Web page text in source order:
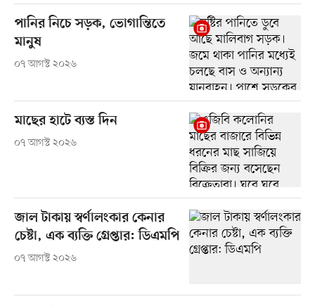
পানির নিচে সড়ক, ভোগান্তিতে
মানুষ
০৭ আগস্ট ২০২৬
মাছের হাটে ব্যস্ত দিন
০৭ আগস্ট ২০২৬
জাল টাকায় স্বর্ণালংকার কেনার
চেষ্টা, এক ব্যক্তি গ্রেপ্তার: ডিএমপি
০৭ আগস্ট ২০২৬